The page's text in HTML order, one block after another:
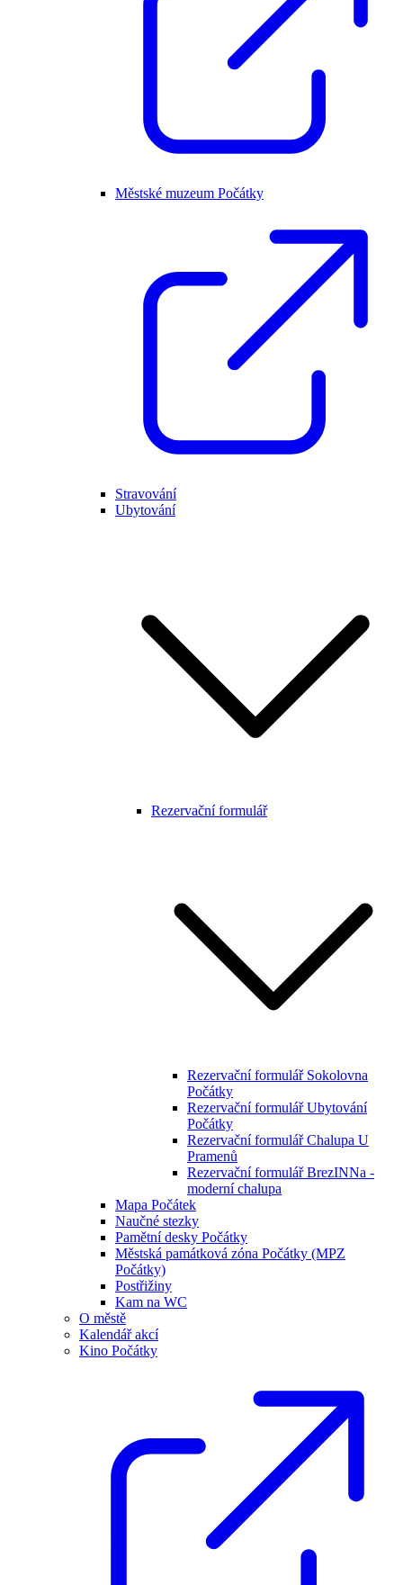
Městské muzeum Počátky
Stravování
Ubytování
Rezervační formulář
Rezervační formulář Sokolovna
Počátky
Rezervační formulář Ubytování
Počátky
Rezervační formulář Chalupa U
Pramenů
Rezervační formulář BrezINNa -
moderní chalupa
Mapa Počátek
Naučné stezky
Pamětní desky Počátky
Městská památková zóna Počátky (MPZ
Počátky)
Postřižiny
Kam na WC
O městě
Kalendář akcí
Kino Počátky